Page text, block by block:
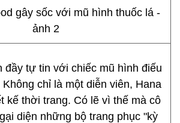
đầy tự tin với chiếc mũ hình điếu
chỉ là một diễn viên, Hana
kế thời trang. Có lẽ vì thế mà cô
diện những bộ trang phục "kỳ